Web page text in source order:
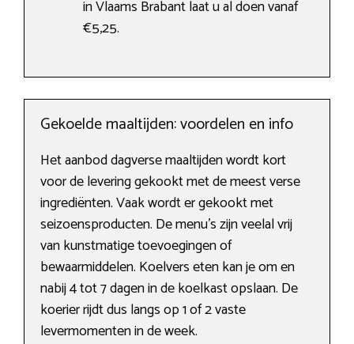
in Vlaams Brabant laat u al doen vanaf
€5,25.
Gekoelde maaltijden: voordelen en info
Het aanbod dagverse maaltijden wordt kort
voor de levering gekookt met de meest verse
ingrediënten. Vaak wordt er gekookt met
seizoensproducten. De menu’s zijn veelal vrij
van kunstmatige toevoegingen of
bewaarmiddelen. Koelvers eten kan je om en
nabij 4 tot 7 dagen in de koelkast opslaan. De
koerier rijdt dus langs op 1 of 2 vaste
levermomenten in de week.